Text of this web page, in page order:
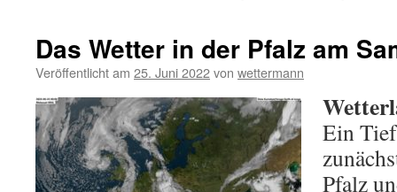
Das Wetter in der Pfalz am
Veröffentlicht am 25. Juni 2022von wettermann
Ein
Pfalz